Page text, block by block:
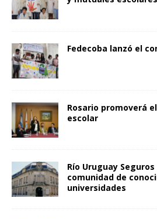
Fedecoba lanzó el
Rosario promoverá
escolar
Río Uruguay
comunidad de
universidades